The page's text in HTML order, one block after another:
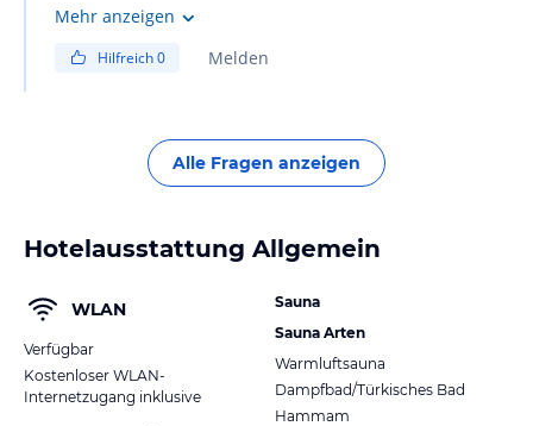
Mehr anzeigen
Hilfreich0 Melden
Alle Fragen anzeigen
Hotelausstattung Allgemein
WLAN
Verfügbar
Kostenloser WLAN-
Internetzugang inklusive
Sauna
Sauna Arten
Warmluftsauna
Dampfbad/Türkisches Bad
Hammam